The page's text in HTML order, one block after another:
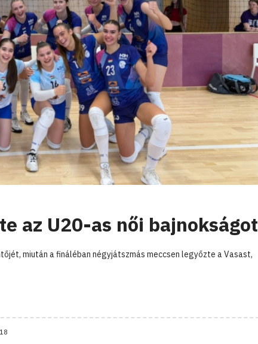
az U20-as női bajnokságot
miután a fináléban négyjátszmás meccsen legyőzte a Vasast,